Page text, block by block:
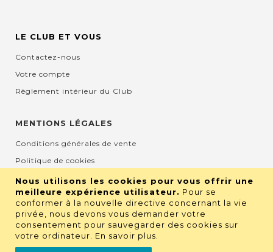
Nous utilisons les cookies pour vous offrir une
meilleure expérience utilisateur. Pour se
conformer à la nouvelle directive concernant la vie
privée, nous devons vous demander votre
consentement pour sauvegarder des cookies sur
votre ordinateur. En savoir plus
LE CLUB ET VOUS
Contactez-nous
Votre compte
Règlement intérieur du Club
MENTIONS LÉGALES
Conditions générales de vente
Politique de cookies
Mentions légales et CGU
Protection de la vie privée
RETROUVEZ NOUS SUR LES RÉSEAUX